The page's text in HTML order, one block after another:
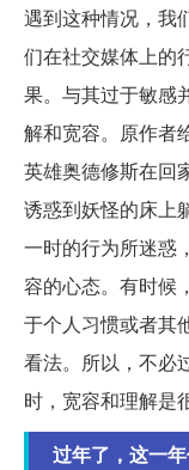
遇到这种情况，我
们在社交媒体上的
果。与其过于敏感
解和宽容。原作者
英雄奥德修斯在回
诱惑到妖怪的床上
一时的行为所迷惑
容的心态。有时候
于个人习惯或者其
看法。所以，不必
时，宽容和理解是
过年了，这一